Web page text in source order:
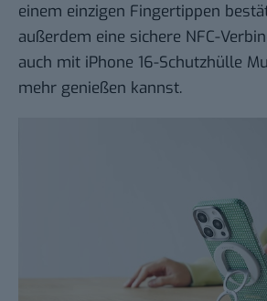
einem einzigen Fingertippen
außerdem eine sichere NFC-
auch mit iPhone 16-Schutzhülle
mehr genießen kannst.